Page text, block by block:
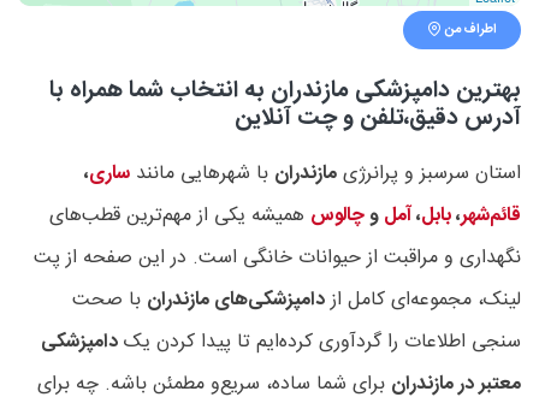
اطراف من
بهترین دامپزشکی مازندران به انتخاب شما همراه با
آدرس دقیق،تلفن و چت آنلاین
استان سرسبز و پرانرژیمازندران با شهرهایی مانند ساری،
قائم‌شهر،بابل،آملوچالوس همیشه یکی از مهم‌ترین قطب‌های
نگهداری و مراقبت از حیوانات خانگی است. در این صفحه از پت
لینک، مجموعه‌ای کامل ازدامپزشکی‌های مازندران با صحت
سنجی اطلاعات را گردآوری کرده‌ایم تا پیدا کردن یکدامپزشکی
معتبر در مازندران برای شما ساده‌، سریع‌و مطمئن‌ باشه. چه برای